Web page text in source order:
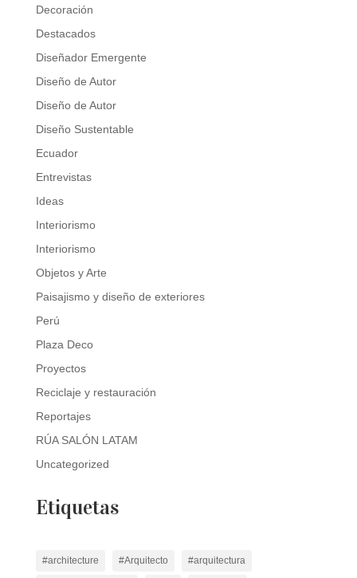
Decoración
Destacados
Diseñador Emergente
Diseño de Autor
Diseño de Autor
Diseño Sustentable
Ecuador
Entrevistas
Ideas
Interiorismo
Interiorismo
Objetos y Arte
Paisajismo y diseño de exteriores
Perú
Plaza Deco
Proyectos
Reciclaje y restauración
Reportajes
RÚA SALÓN LATAM
Uncategorized
Etiquetas
#architecture #Arquitecto #arquitectura